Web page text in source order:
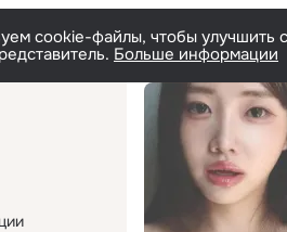
cookie-файлы, чтобы улучшить
Больше информации